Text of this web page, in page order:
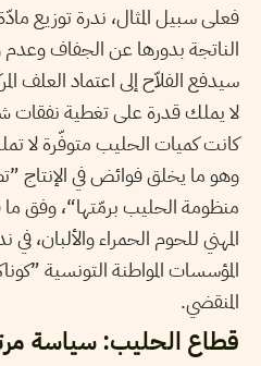
فعلى سبيل المثال، ندرة توزيع
الناتجة بدورها عن الجفاف وعدم
سيدفع الفلاّح إلى اعتماد العلف
لا يملك قدرة على تغطية نفقات
كانت كميات الحليب متوفّرة لا
وهو ما يخلق فوائض في الإنتاج
منظومة الحليب برمّتها“، وفق ما
المهني للحوم الحمراء والألبان، في
المنقضي.
قطاع الحليب: سياسة